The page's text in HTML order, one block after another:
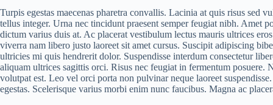
Turpis egestas maecenas pharetra convallis. Lacinia at quis risus sed
tellus integer. Urna nec tincidunt praesent semper feugiat nibh. Amet
dictum varius duis at. Ac placerat vestibulum lectus mauris ultrices
viverra nam libero justo laoreet sit amet cursus. Suscipit adipiscing
ultricies mi quis hendrerit dolor. Suspendisse interdum consectetur
aliquam ultrices sagittis orci. Risus nec feugiat in fermentum
volutpat est. Leo vel orci porta non pulvinar neque laoreet
egestas. Scelerisque varius morbi enim nunc faucibus. Magna ac